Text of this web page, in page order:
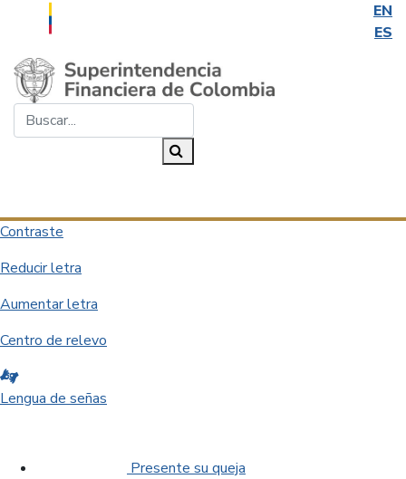
EN
ES
Saltar al contenido principal
Contraste
Reducir letra
Aumentar letra
Centro de relevo
Lengua de señas
Presente su queja